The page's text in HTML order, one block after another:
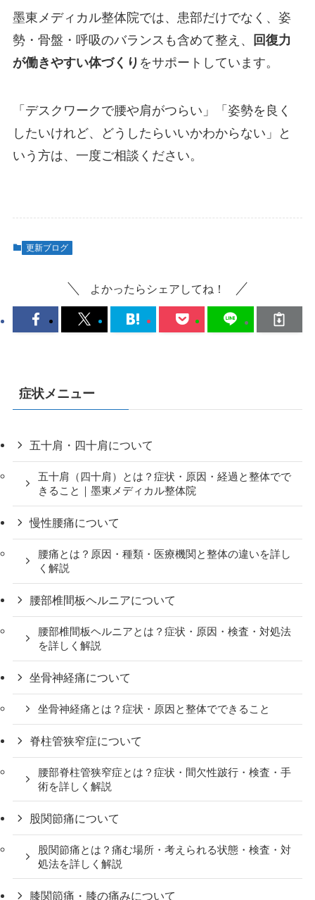
墨東メディカル整体院では、患部だけでなく、姿
勢・骨盤・呼吸のバランスも含めて整え、
回復力
が働きやすい体づくり をサポートしています。
「デスクワークで腰や肩がつらい」「姿勢を良く
したいけれど、どうしたらいいかわからない」と
いう方は、一度ご相談ください。
更新ブログ
よかったらシェアしてね！
症状メニュー
五十肩・四十肩について
五十肩（四十肩）とは？症状・原因・経過と整体でで
きること｜墨東メディカル整体院
慢性腰痛について
腰痛とは？原因・種類・医療機関と整体の違いを詳し
く解説
腰部椎間板ヘルニアについて
腰部椎間板ヘルニアとは？症状・原因・検査・対処法
を詳しく解説
坐骨神経痛について
坐骨神経痛とは？症状・原因と整体でできること
脊柱管狭窄症について
腰部脊柱管狭窄症とは？症状・間欠性跛行・検査・手
術を詳しく解説
股関節痛について
股関節痛とは？痛む場所・考えられる状態・検査・対
処法を詳しく解説
膝関節痛・膝の痛みについて